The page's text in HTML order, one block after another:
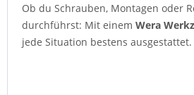
Ob du Schrauben, Montagen oder
durchführst: Mit einem Wera
jede Situation bestens ausgestattet.